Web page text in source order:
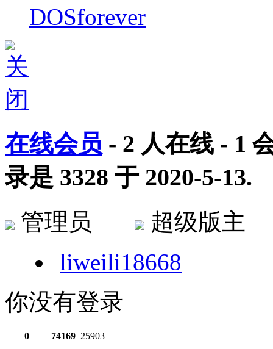
DOSforever
在线会员 - 2 人在线 - 1
录是 3328 于 2020-5-13.
管理员
超级版
liweili18668
你没有登录
0 74169 25903